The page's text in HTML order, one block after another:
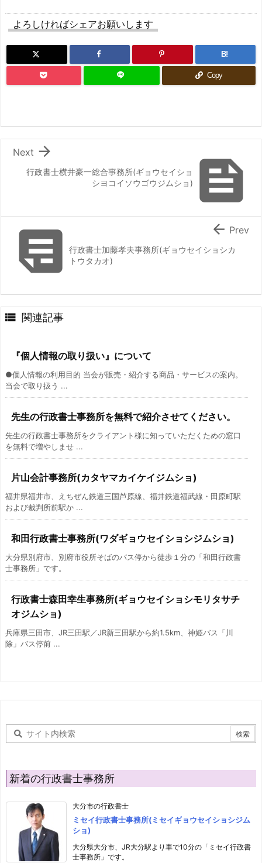
よろしければシェアお願いします
B!
Copy

行政書士横井豪一総合事務所(ギョウセイショ
シヨコイソウゴウジムショ)

Next
行政書士加藤孝夫事務所(ギョウセイショシカ
トウタカオ)
 Prev
 関連記事
『個人情報の取り扱い』について
●個人情報の利用目的 当会が販売・紹介する商品・サービスの案内。
当会で取り扱う ...
先生の行政書士事務所を無料で紹介させてください。
先生の行政書士事務所をクライアント様に知っていただくための窓口
を無料で増やしませ ...
片山会計事務所(カタヤマカイケイジムショ)
福井県福井市、えちぜん鉄道三国芦原線、福井鉄道福武線・田原町駅
および裁判所前駅か ...
和田行政書士事務所(ワダギョウセイショシジムショ)
大分県別府市、別府市役所そばのバス停から徒歩１分の「和田行政書
士事務所」です。
行政書士森田幸生事務所(ギョウセイショシモリタサチ
オジムショ)
兵庫県三田市、JR三田駅／JR新三田駅から約1.5km、神姫バス「川
除」バス停前 ...
新着の行政書士事務所
大分市の行政書士
ミセイ行政書士事務所(ミセイギョウセイショシジム
ショ)
大分県大分市、JR大分駅より車で10分の「ミセイ行政書
士事務所」です。